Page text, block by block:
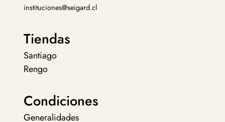
instituciones@seigard.cl
Tiendas
Santiago
Rengo
Condiciones
Generalidades